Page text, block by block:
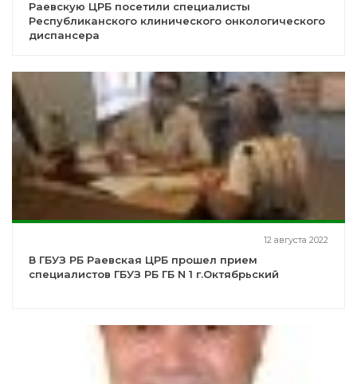
Раевскую ЦРБ посетили специалисты
Республиканского клинического онкологического
диспансера
12 августа 2022
В ГБУЗ РБ Раевская ЦРБ прошел прием
специалистов ГБУЗ РБ ГБ N 1 г.Октябрьский